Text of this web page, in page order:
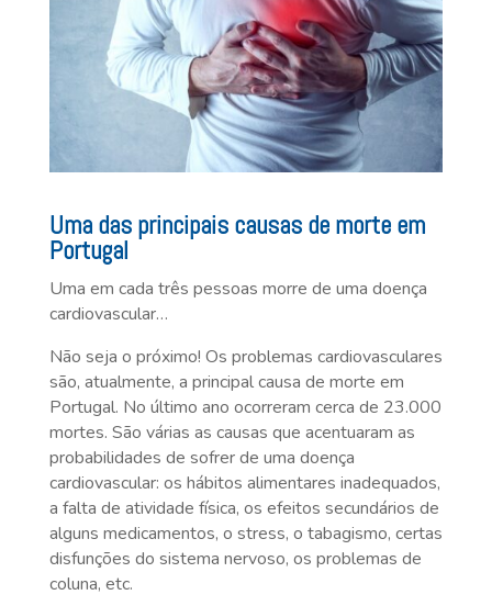
Uma das principais causas de morte em
Portugal
Uma em cada três pessoas morre de uma doença
cardiovascular…
Não seja o próximo! Os problemas cardiovasculares
são, atualmente, a principal causa de morte em
Portugal. No último ano ocorreram cerca de 23.000
mortes. São várias as causas que acentuaram as
probabilidades de sofrer de uma doença
cardiovascular: os hábitos alimentares inadequados,
a falta de atividade física, os efeitos secundários de
alguns medicamentos, o stress, o tabagismo, certas
disfunções do sistema nervoso, os problemas de
coluna, etc.